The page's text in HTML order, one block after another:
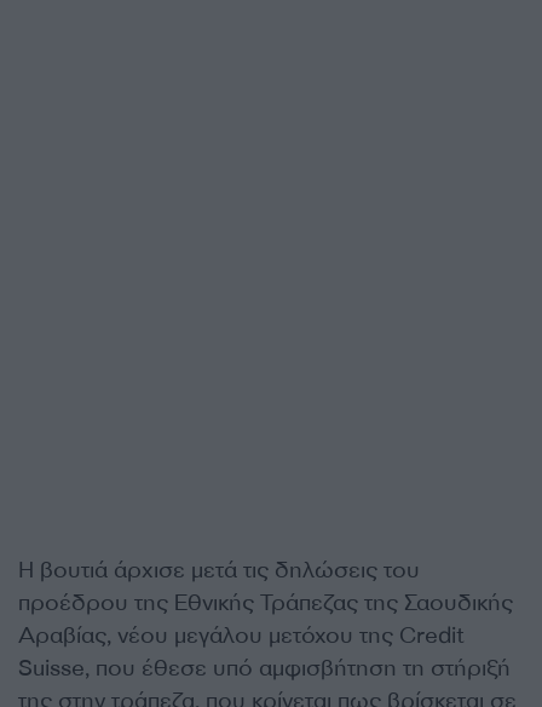
Η βουτιά άρχισε μετά τις δηλώσεις του
προέδρου της Εθνικής Τράπεζας της Σαουδικής
Αραβίας, νέου μεγάλου μετόχου της Credit
Suisse, που έθεσε υπό αμφισβήτηση τη στήριξή
της στην τράπεζα, που κρίνεται πως βρίσκεται σε